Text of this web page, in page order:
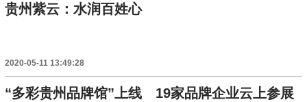
贵州紫云：水润百姓心
2020-05-11 13:49:28
“多彩贵州品牌馆”上线 19家品牌企业云上参展